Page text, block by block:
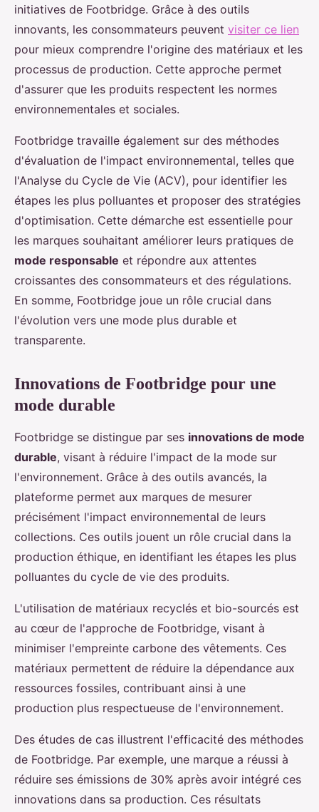
initiatives de Footbridge. Grâce à des outils
innovants, les consommateurs peuvent visiter ce lien
pour mieux comprendre l'origine des matériaux et les
processus de production. Cette approche permet
d'assurer que les produits respectent les normes
environnementales et sociales.
Footbridge travaille également sur des méthodes
d'évaluation de l'impact environnemental, telles que
l'Analyse du Cycle de Vie (ACV), pour identifier les
étapes les plus polluantes et proposer des stratégies
d'optimisation. Cette démarche est essentielle pour
les marques souhaitant améliorer leurs pratiques de
mode responsable et répondre aux attentes
croissantes des consommateurs et des régulations.
En somme, Footbridge joue un rôle crucial dans
l'évolution vers une mode plus durable et
transparente.
Innovations de Footbridge pour une
mode durable
Footbridge se distingue par ses innovations de mode
durable, visant à réduire l'impact de la mode sur
l'environnement. Grâce à des outils avancés, la
plateforme permet aux marques de mesurer
précisément l'impact environnemental de leurs
collections. Ces outils jouent un rôle crucial dans la
production éthique, en identifiant les étapes les plus
polluantes du cycle de vie des produits.
L'utilisation de matériaux recyclés et bio-sourcés est
au cœur de l'approche de Footbridge, visant à
minimiser l'empreinte carbone des vêtements. Ces
matériaux permettent de réduire la dépendance aux
ressources fossiles, contribuant ainsi à une
production plus respectueuse de l'environnement.
Des études de cas illustrent l'efficacité des méthodes
de Footbridge. Par exemple, une marque a réussi à
réduire ses émissions de 30% après avoir intégré ces
innovations dans sa production. Ces résultats